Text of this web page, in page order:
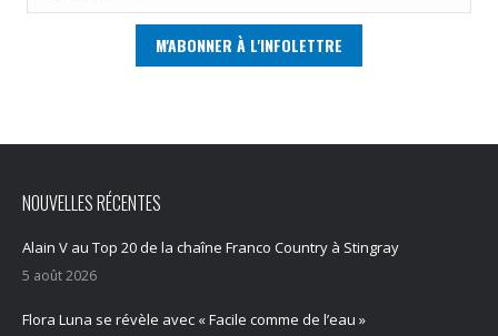
NOUVELLES RÉCENTES
Alain V au Top 20 de la chaîne Franco Country à Stingray
5 août 2026
Flora Luna se révèle avec « Facile comme de l’eau »